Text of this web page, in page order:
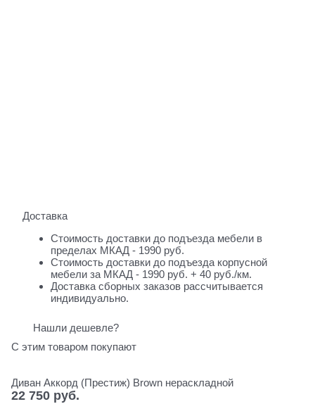
Доставка
Стоимость доставки до подъезда мебели в
пределах МКАД - 1990 руб.
Стоимость доставки до подъезда корпусной
мебели за МКАД - 1990 руб. + 40 руб./км.
Доставка сборных заказов рассчитывается
индивидуально.
Нашли дешевле?
С этим товаром покупают
Диван Аккорд (Престиж) Brown нераскладной
22 750 руб.